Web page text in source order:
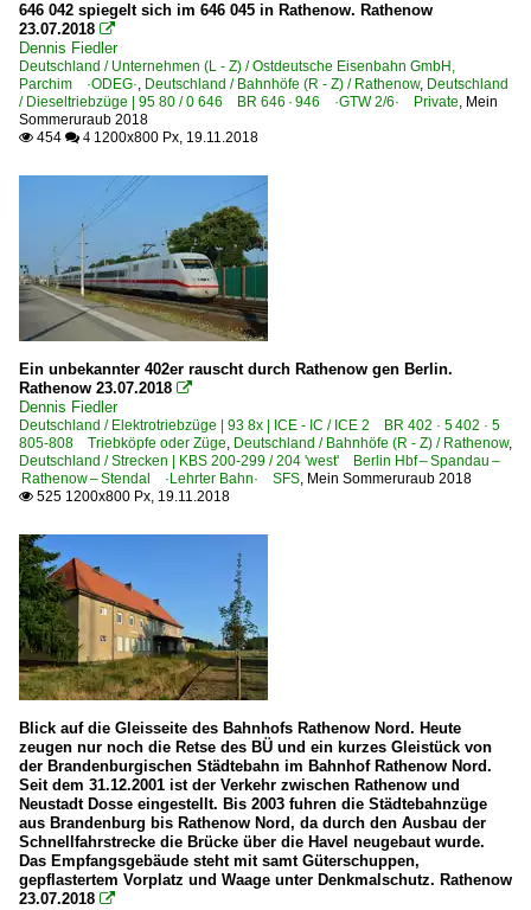
IC-Steuerwagen 286
Steuerwagen Bauart Wittenberge
Regional- und Fernzüge
Mess Messzüge
MET Metropolitan-Züge
Regionalzüge (Bundesländer)
Berlin und Brandenburg
S-Bahnen und Regionalstadtbahnen
S-Bahn Mitteldeutschland
Schmalspurbahnen
~ Sonstige
Sonstiges
Strecken | KBS 200-299
202 'ost' (Berlin–) Grünau – Lübbenau – Cottbus
204 'west' Berlin Hbf – Spandau – Rathenow – Stendal
Unternehmen (A - K)
ArcelorMittal Eisenhüttenstadt Transport GmbH ·EKO·
Bayerische Cargobahn GmbH ·BCB·
BBL Logistik GmbH, Hannover
646 042 spiegelt sich im 646 045 in Rathenow. Rathenow
23.07.2018 
Dennis Fiedler
Deutschland / Unternehmen (L - Z) / Ostdeutsche Eisenbahn GmbH,
Parchim ·ODEG·, Deutschland / Bahnhöfe (R - Z) / Rathenow, Deutschland
/ Dieseltriebzüge | 95 80 / 0 646 BR 646 · 946 ·GTW 2/6· Private, Mein
Sommeruraub 2018
 454  4 1200x800 Px, 19.11.2018
Ein unbekannter 402er rauscht durch Rathenow gen Berlin.
Rathenow 23.07.2018 
Dennis Fiedler
Deutschland / Elektrotriebzüge | 93 8x | ICE - IC / ICE 2 BR 402 · 5 402 · 5
805-808 Triebköpfe oder Züge, Deutschland / Bahnhöfe (R - Z) / Rathenow,
Deutschland / Strecken | KBS 200-299 / 204 'west' Berlin Hbf – Spandau –
Rathenow – Stendal ·Lehrter Bahn· SFS, Mein Sommeruraub 2018
 525 1200x800 Px, 19.11.2018
Blick auf die Gleisseite des Bahnhofs Rathenow Nord. Heute
zeugen nur noch die Retse des BÜ und ein kurzes Gleistück von
der Brandenburgischen Städtebahn im Bahnhof Rathenow Nord.
Seit dem 31.12.2001 ist der Verkehr zwischen Rathenow und
Neustadt Dosse eingestellt. Bis 2003 fuhren die Städtebahnzüge
aus Brandenburg bis Rathenow Nord, da durch den Ausbau der
Schnellfahrstrecke die Brücke über die Havel neugebaut wurde.
Das Empfangsgebäude steht mit samt Güterschuppen,
gepflastertem Vorplatz und Waage unter Denkmalschutz. Rathenow
23.07.2018 